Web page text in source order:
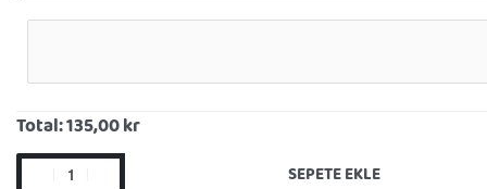
Total:135,00 kr
SEPETE EKLE